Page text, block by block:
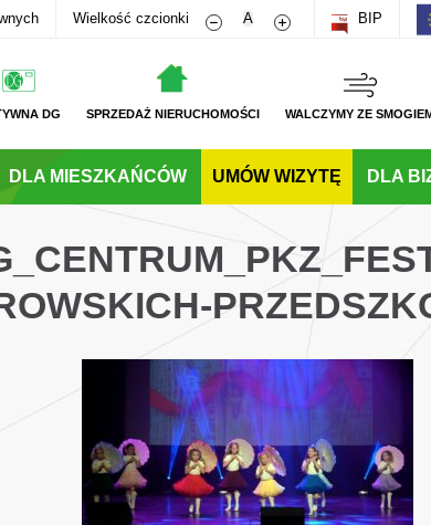
Wielkość czcionki Zmniejsz rozmiar czcionki
A Zwiększ rozmiar
BIP
DG SPRZEDAŻ NIERUCHOMOŚCI WALCZYMY ZE
DLA MIESZKAŃCÓW UMÓW WIZYTĘ DLA